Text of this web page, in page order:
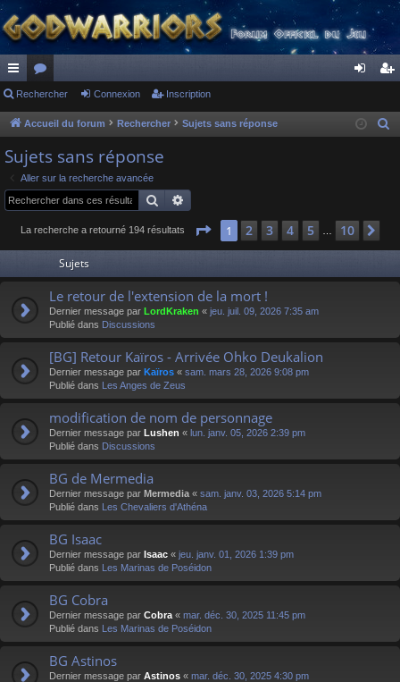
ac
co
ur
ci
s
or
u
s
ne cri
Rechercher Connexion Inscription
Accueil du forum Rechercher Sujets sans réponse
e
Sujets sans réponse
Aller sur la recherche avancée
Rechercher
La recherche a retourné 194 résultats Page 1sur 10
1 2 3 4 5 10
Sujets
Le retour de l'extension de la mort !
Dernier message par LordKraken « jeu. juil. 09, 2026 7:35 am
Publié dans Discussions
[BG] Retour Kaïros - Arrivée Ohko Deukalion
Dernier message par Kaïros « sam. mars 28, 2026 9:08 pm
Publié dans Les Anges de Zeus
modification de nom de personnage
Dernier message par Lushen « lun. janv. 05, 2026 2:39 pm
Publié dans Discussions
BG de Mermedia
Dernier message par Mermedia « sam. janv. 03, 2026 5:14 pm
Publié dans Les Chevaliers d'Athéna
BG Isaac
Dernier message par Isaac « jeu. janv. 01, 2026 1:39 pm
Publié dans Les Marinas de Poséidon
BG Cobra
Dernier message par Cobra « mar. déc. 30, 2025 11:45 pm
Publié dans Les Marinas de Poséidon
BG Astinos
Dernier message par Astinos « mar. déc. 30, 2025 4:30 pm